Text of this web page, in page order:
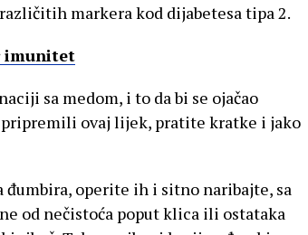
markera kod dijabetesa tipa 2.
imunitet
sa medom, i to da bi se ojačao
ovaj lijek, pratite kratke i jako
đumbira, operite ih i sitno naribajte, sa
od nečistoća poput klica ili ostataka